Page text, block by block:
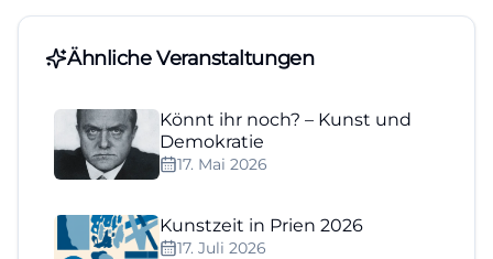
Ähnliche Veranstaltungen
Könnt ihr noch? – Kunst und
Demokratie
17. Mai 2026
Kunstzeit in Prien 2026
17. Juli 2026